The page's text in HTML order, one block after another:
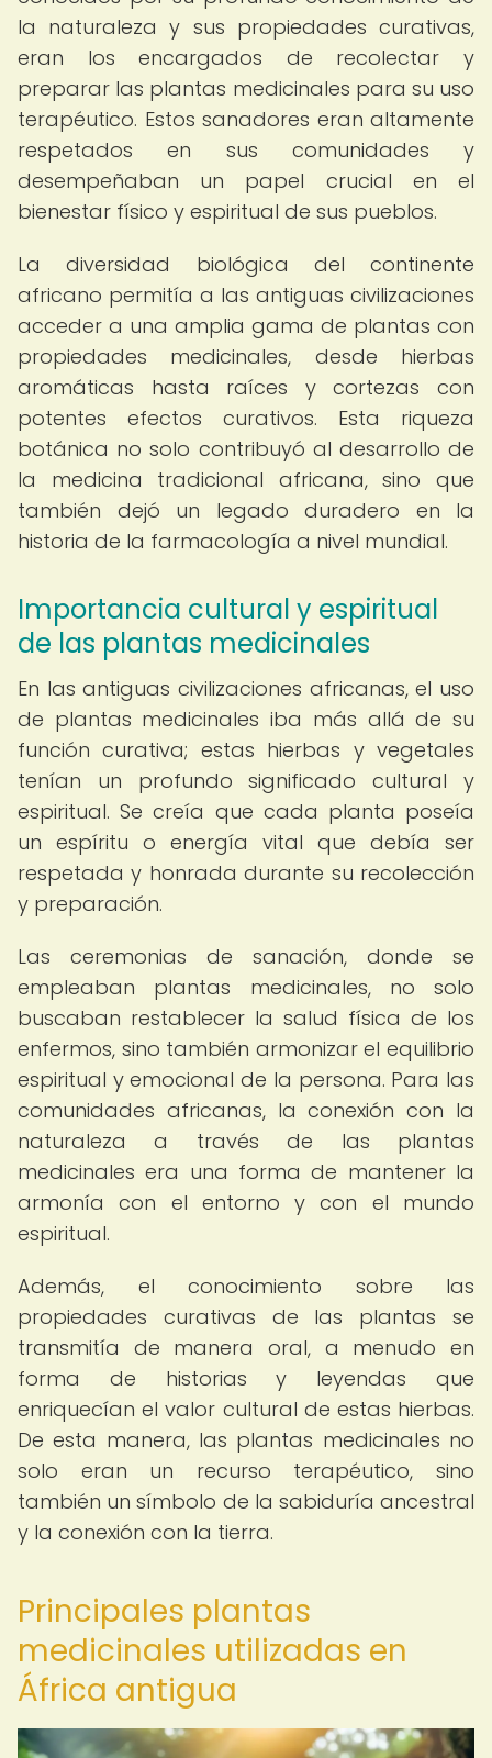
la naturaleza y sus propiedades curativas,
eran los encargados de recolectar y
preparar las plantas medicinales para su uso
terapéutico. Estos sanadores eran altamente
respetados en sus comunidades y
desempeñaban un papel crucial en el
bienestar físico y espiritual de sus pueblos.
La diversidad biológica del continente
africano permitía a las antiguas civilizaciones
acceder a una amplia gama de plantas con
propiedades medicinales, desde hierbas
aromáticas hasta raíces y cortezas con
potentes efectos curativos. Esta riqueza
botánica no solo contribuyó al desarrollo de
la medicina tradicional africana, sino que
también dejó un legado duradero en la
historia de la farmacología a nivel mundial.
Importancia cultural y espiritual
de las plantas medicinales
En las antiguas civilizaciones africanas, el uso
de plantas medicinales iba más allá de su
función curativa; estas hierbas y vegetales
tenían un profundo significado cultural y
espiritual. Se creía que cada planta poseía
un espíritu o energía vital que debía ser
respetada y honrada durante su recolección
y preparación.
Las ceremonias de sanación, donde se
empleaban plantas medicinales, no solo
buscaban restablecer la salud física de los
enfermos, sino también armonizar el equilibrio
espiritual y emocional de la persona. Para las
comunidades africanas, la conexión con la
naturaleza a través de las plantas
medicinales era una forma de mantener la
armonía con el entorno y con el mundo
espiritual.
Además, el conocimiento sobre las
propiedades curativas de las plantas se
transmitía de manera oral, a menudo en
forma de historias y leyendas que
enriquecían el valor cultural de estas hierbas.
De esta manera, las plantas medicinales no
solo eran un recurso terapéutico, sino
también un símbolo de la sabiduría ancestral
y la conexión con la tierra.
Principales plantas
medicinales utilizadas en
África antigua